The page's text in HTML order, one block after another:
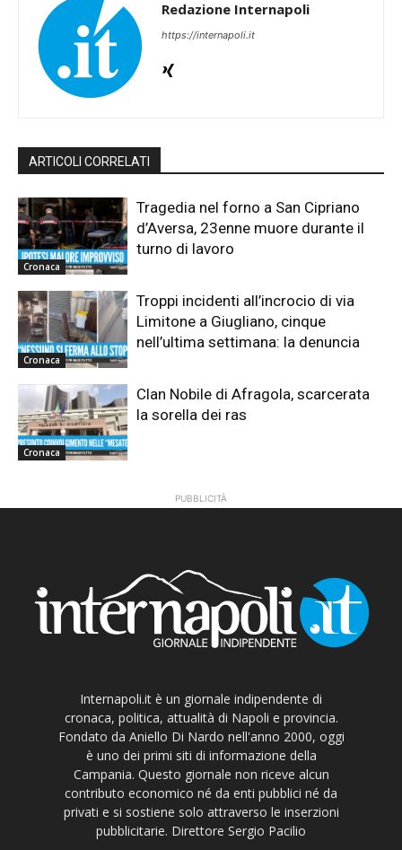
Redazione Internapoli
https://internapoli.it
ARTICOLI CORRELATI
Cronaca
Tragedia nel forno a San Cipriano
d’Aversa, 23enne muore durante il
turno di lavoro
Cronaca
Troppi incidenti all’incrocio di via
Limitone a Giugliano, cinque
nell’ultima settimana: la denuncia
Cronaca
Clan Nobile di Afragola, scarcerata
la sorella dei ras
PUBBLICITÀ
Internapoli.it è un giornale indipendente di
cronaca, politica, attualità di Napoli e provincia.
Fondato da Aniello Di Nardo nell'anno 2000, oggi
è uno dei primi siti di informazione della
Campania. Questo giornale non riceve alcun
contributo economico né da enti pubblici né da
privati e si sostiene solo attraverso le inserzioni
pubblicitarie. Direttore Sergio Pacilio